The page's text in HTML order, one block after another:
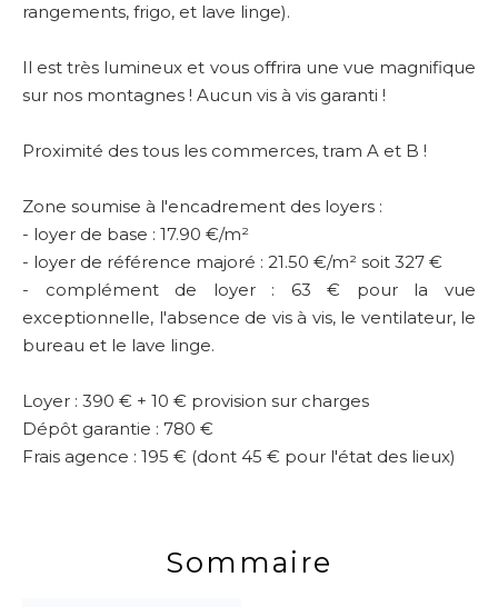
rangements, frigo, et lave linge).
Il est très lumineux et vous offrira une vue magnifique
sur nos montagnes ! Aucun vis à vis garanti !
Proximité des tous les commerces, tram A et B !
Zone soumise à l'encadrement des loyers :
- loyer de base : 17.90 €/m²
- loyer de référence majoré : 21.50 €/m² soit 327 €
- complément de loyer : 63 € pour la vue
exceptionnelle, l'absence de vis à vis, le ventilateur, le
bureau et le lave linge.
Loyer : 390 € + 10 € provision sur charges
Dépôt garantie : 780 €
Frais agence : 195 € (dont 45 € pour l'état des lieux)
Sommaire